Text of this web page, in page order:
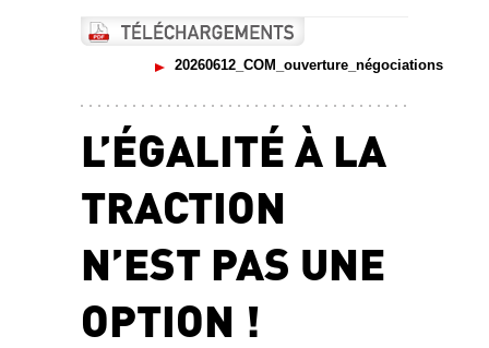
20260612_COM_ouverture_négociations
L’ÉGALITÉ À LA
TRACTION
N’EST PAS UNE
OPTION !